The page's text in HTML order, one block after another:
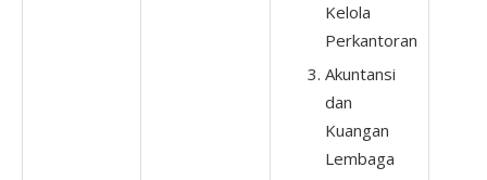
Kelola
Perkantoran
Akuntansi
dan
Kuangan
Lembaga